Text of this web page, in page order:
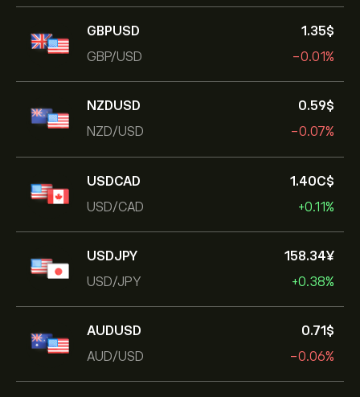
GBPUSD
GBP/USD
1.35‎$‎
-0.01%
NZDUSD
NZD/USD
0.59‎$‎
-0.07%
USDCAD
USD/CAD
1.40‎C$‎
+0.11%
USDJPY
USD/JPY
158.34‎¥‎
+0.38%
AUDUSD
AUD/USD
0.71‎$‎
-0.06%